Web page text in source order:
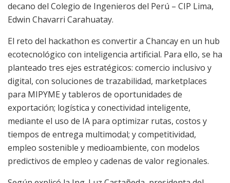
decano del Colegio de Ingenieros del Perú – CIP Lima,
Edwin Chavarri Carahuatay.
El reto del hackathon es convertir a Chancay en un hub
ecotecnológico con inteligencia artificial. Para ello, se ha
planteado tres ejes estratégicos: comercio inclusivo y
digital, con soluciones de trazabilidad, marketplaces
para MIPYME y tableros de oportunidades de
exportación; logística y conectividad inteligente,
mediante el uso de IA para optimizar rutas, costos y
tiempos de entrega multimodal; y competitividad,
empleo sostenible y medioambiente, con modelos
predictivos de empleo y cadenas de valor regionales.